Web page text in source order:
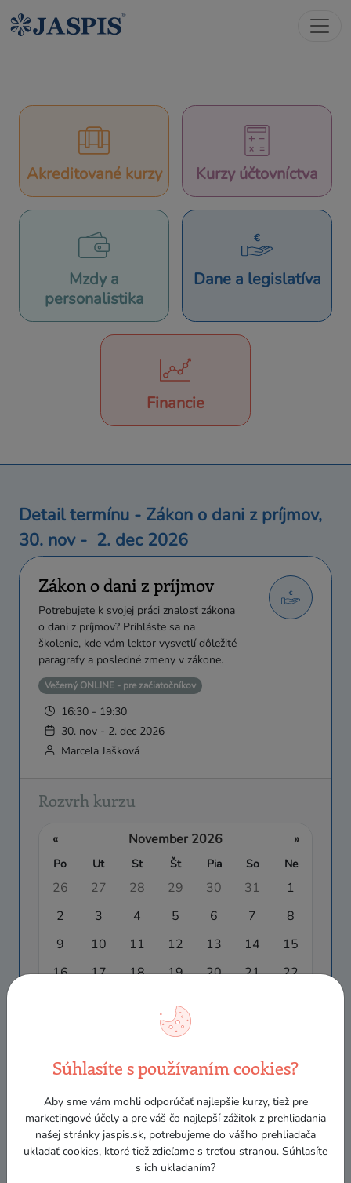
Akreditované kurzy Kurzy účtovníctva
Mzdy a
personalistika
Dane a legislatíva
Financie
Detail termínu - Zákon o dani z príjmov,
30. nov - 2. dec 2026
Zákon o dani z príjmov
Potrebujete k svojej práci znalosť zákona
o dani z príjmov? Prihláste sa na
školenie, kde vám lektor vysvetlí dôležité
paragrafy a posledné zmeny v zákone.
Večerný ONLINE - pre začiatočníkov
16:30 - 19:30
30. nov - 2. dec 2026
Marcela Jašková
Rozvrh kurzu
« November 2026 »
Po Ut St Št Pia So Ne
26 27 28 29 30 31
1
2
3 4 5 6 7
8
9
10 11 12 13 14
15
16
17 18 19 20 21
22
3
« December 2026 »
30 1 2 3 4 5
6
7
8 9 10 11 12
13
16 17 18
Súhlasíte s používaním cookies?
Aby sme vám mohli odporúčať najlepšie kurzy, tiež pre
marketingové účely a pre váš čo najlepší zážitok z prehliadania
našej stránky jaspis.sk, potrebujeme do vášho prehliadača
ukladať cookies, ktoré tiež zdieľame s treťou stranou. Súhlasíte
s ich ukladaním?